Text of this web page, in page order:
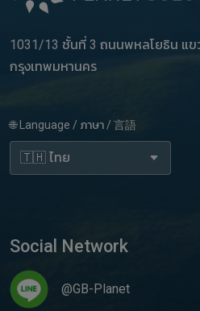
1031/13 ชั้นที่ 3 ถนนพหลโยธิน แ
กรุงเทพมหานคร
🌐 Language / ภาษา / 言語
Social Network
@GB-Planet